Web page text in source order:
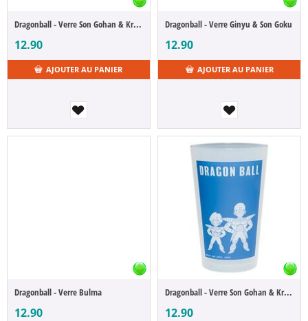
Dragonball - Verre Son Gohan & Krillin
12.90
AJOUTER AU PANIER
Dragonball - Verre Ginyu & Son Goku
12.90
AJOUTER AU PANIER
Dragonball - Verre Bulma
12.90
Dragonball - Verre Son Gohan & Krillin
12.90